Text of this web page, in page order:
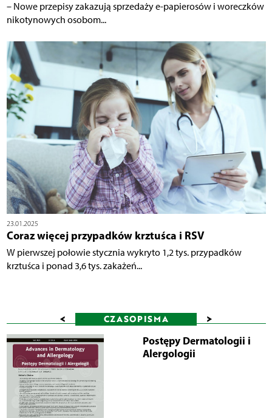
– Nowe przepisy zakazują sprzedaży e-papierosów i woreczków
nikotynowych osobom...
23.01.2025
Coraz więcej przypadków krztuśca i RSV
W pierwszej połowie stycznia wykryto 1,2 tys. przypadków
krztuśca i ponad 3,6 tys. zakażeń...
< CZASOPISMA >
Postępy Dermatologii i
Alergologii